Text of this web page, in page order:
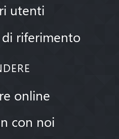
utenti
riferimento
online
con noi